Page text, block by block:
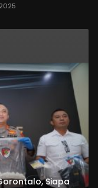
Siapa